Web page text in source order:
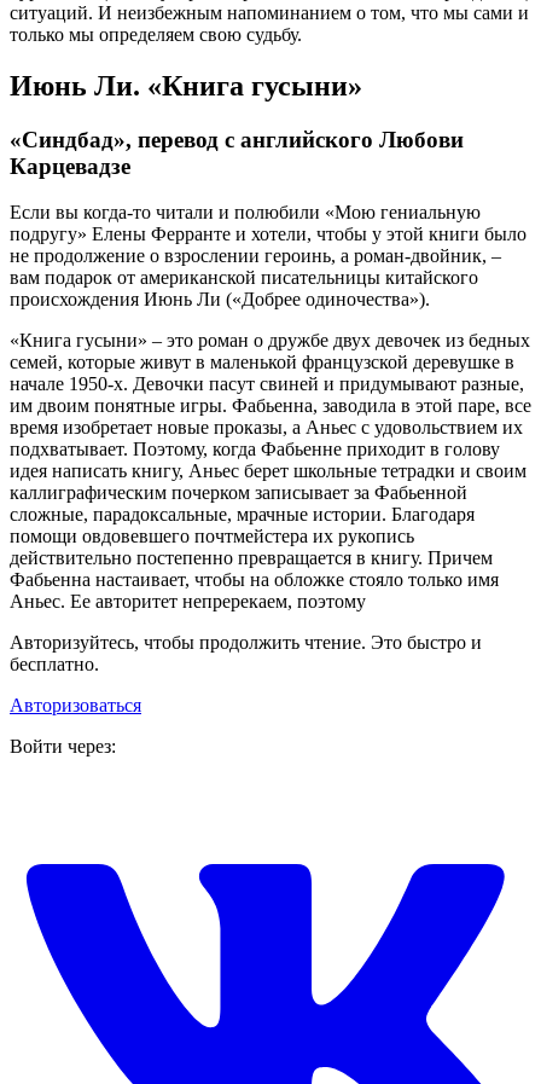
ситуаций. И неизбежным напоминанием о том, что мы сами и
только мы определяем свою судьбу.
Июнь Ли. «Книга гусыни»
«Синдбад», перевод с английского Любови
Карцевадзе
Если вы когда-то читали и полюбили «Мою гениальную
подругу» Елены Ферранте и хотели, чтобы у этой книги было
не продолжение о взрослении героинь, а роман-двойник, –
вам подарок от американской писательницы китайского
происхождения Июнь Ли («Добрее одиночества»).
«Книга гусыни» – это роман о дружбе двух девочек из бедных
семей, которые живут в маленькой французской деревушке в
начале 1950-х. Девочки пасут свиней и придумывают разные,
им двоим понятные игры. Фабьенна, заводила в этой паре, все
время изобретает новые проказы, а Аньес с удовольствием их
подхватывает. Поэтому, когда Фабьенне приходит в голову
идея написать книгу, Аньес берет школьные тетрадки и своим
каллиграфическим почерком записывает за Фабьенной
сложные, парадоксальные, мрачные истории. Благодаря
помощи овдовевшего почтмейстера их рукопись
действительно постепенно превращается в книгу. Причем
Фабьенна настаивает, чтобы на обложке стояло только имя
Аньес. Ее авторитет непререкаем, поэтому
Авторизуйтесь, чтобы продолжить чтение. Это быстро и
бесплатно.
Авторизоваться
Войти через: